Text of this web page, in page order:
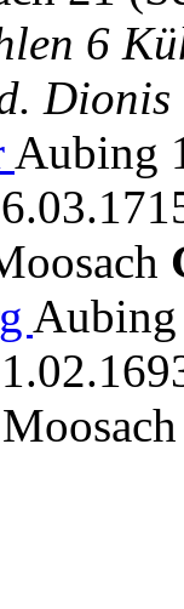
6
Dionis
Aubing